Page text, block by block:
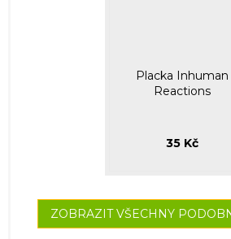
Placka Inhuman
Reactions
35 Kč
ZOBRAZIT VŠECHNY